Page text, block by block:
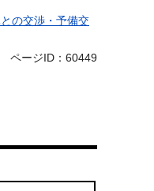
の交渉・予備交
ページID：60449